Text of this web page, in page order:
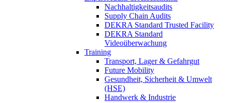
Nachhaltigkeitsaudits
Supply Chain Audits
DEKRA Standard Trusted Facility
DEKRA Standard
Videoüberwachung
Training
Transport, Lager & Gefahrgut
Future Mobility
Gesundheit, Sicherheit & Umwelt
(HSE)
Handwerk & Industrie